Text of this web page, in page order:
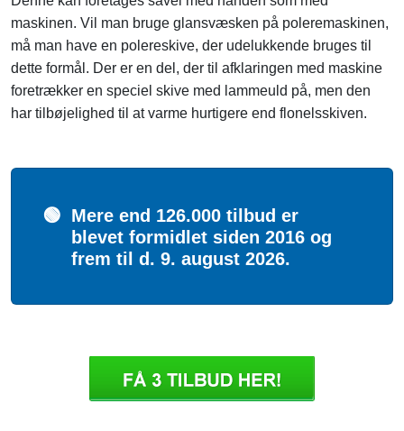
maskinen. Vil man bruge glansvæsken på poleremaskinen,
må man have en polereskive, der udelukkende bruges til
dette formål. Der er en del, der til afklaringen med maskine
foretrækker en speciel skive med lammeuld på, men den
har tilbøjelighed til at varme hurtigere end flonelsskiven.
🟢 Mere end 126.000 tilbud er
blevet formidlet siden 2016 og
frem til d. 9. august 2026.